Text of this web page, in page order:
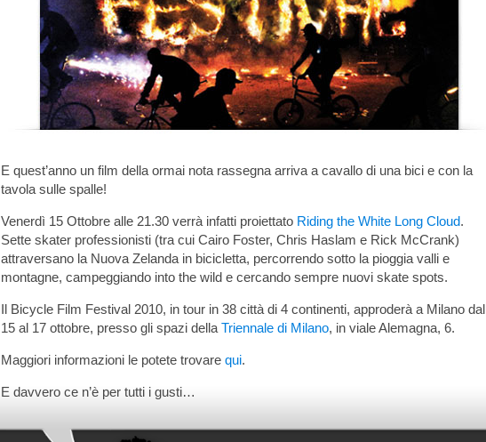
E quest’anno un film della ormai nota rassegna arriva a cavallo di una bici e con la
tavola sulle spalle!
Venerdì 15 Ottobre alle 21.30 verrà infatti proiettato Riding the White Long Cloud.
Sette skater professionisti (tra cui Cairo Foster, Chris Haslam e Rick McCrank)
attraversano la Nuova Zelanda in bicicletta, percorrendo sotto la pioggia valli e
montagne, campeggiando into the wild e cercando sempre nuovi skate spots.
Il Bicycle Film Festival 2010, in tour in 38 città di 4 continenti, approderà a Milano dal
15 al 17 ottobre, presso gli spazi della Triennale di Milano, in viale Alemagna, 6.
Maggiori informazioni le potete trovare qui.
E davvero ce n’è per tutti i gusti…